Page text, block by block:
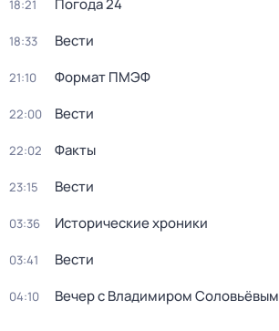
18:21 Погода 24
18:33 Вести
21:10 Формат ПМЭФ
22:00 Вести
22:02 Факты
23:15 Вести
03:36 Исторические хроники
03:41 Вести
04:10 Вечер с Владимиром Соловьёвым